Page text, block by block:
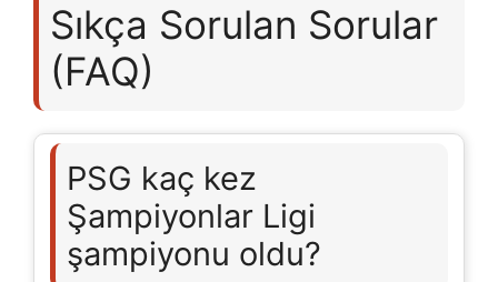
Sıkça Sorulan Sorular
(FAQ)
PSG kaç kez
Şampiyonlar Ligi
şampiyonu oldu?